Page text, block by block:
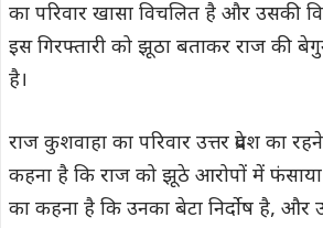
का परिवार खासा विचलित है और उसकी
इस गिरफ्तारी को झूठा बताकर राज की
है।
राज कुशवाहा का परिवार उत्तर प्रदेश का
कहना है कि राज को झूठे आरोपों में फंसाया
का कहना है कि उनका बेटा निर्दोष है,